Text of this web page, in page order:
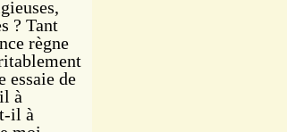
? Tant
règne
essaie de
à
il à